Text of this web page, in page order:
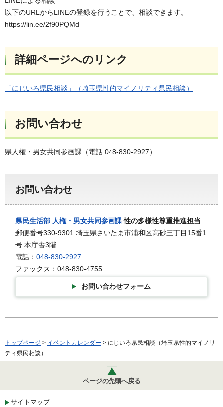
以下のURLからLINEの登録を行うことで、相談できます。
https://lin.ee/2f90PQMd
詳細ページへのリンク
「にじいろ県民相談」（埼玉県性的マイノリティ県民相談）
お問い合わせ
県人権・男女共同参画課（電話 048-830-2927）
お問い合わせ
県民生活部 人権・男女共同参画課性の多様性尊重推進担当
郵便番号330-9301 埼玉県さいたま市浦和区高砂三丁目15番1
号 本庁舎3階
電話： 048-830-2927
ファックス：048-830-4755
お問い合わせフォーム
トップページ > イベントカレンダー > にじいろ県民相談（埼玉県性的マイノリ
ティ県民相談）
ページの先頭へ戻る
サイトマップ